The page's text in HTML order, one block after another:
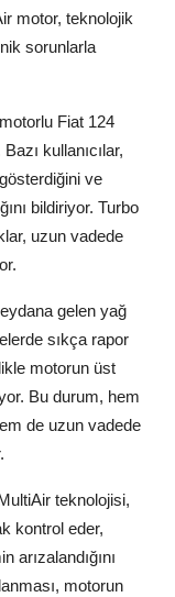
motor, teknolojik
sorunlarla
Fiat 124
kullanıcılar,
ve
bildiriyor. Turbo
uzun vadede
gelen yağ
sıkça rapor
motorun üst
Bu durum, hem
de uzun vadede
MultiAir teknolojisi,
kontrol eder,
arızalandığını
motorun